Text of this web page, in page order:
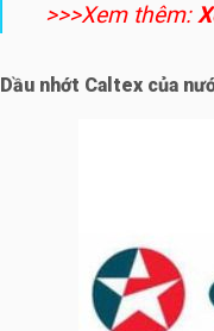
>>>Xem thêm:X
Dầu nhớt Caltex của